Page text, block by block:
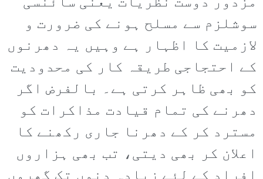
سوشلزم سے مسلح ہونے کی ضرورت و
لازمیت کا اظہار ہے وہیں یہ دھرنوں
کے احتجاجی طریقہ کار کی محدودیت
کو بھی ظاہر کرتی ہے۔ بالفرض اگر
دھرنے کی تمام قیادت مذاکرات کو
مسترد کر کے دھرنا جاری رکھنے کا
اعلان کر بھی دیتی، تب بھی ہزاروں